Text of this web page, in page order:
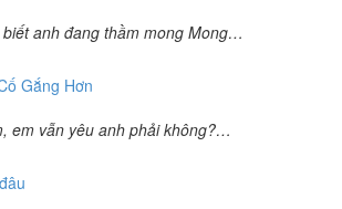
anh đang thầm mong Mong…
Gắng Hơn
em vẫn yêu anh phải không?…